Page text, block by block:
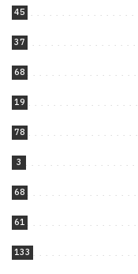
45
37
68
19
78
3
68
61
133